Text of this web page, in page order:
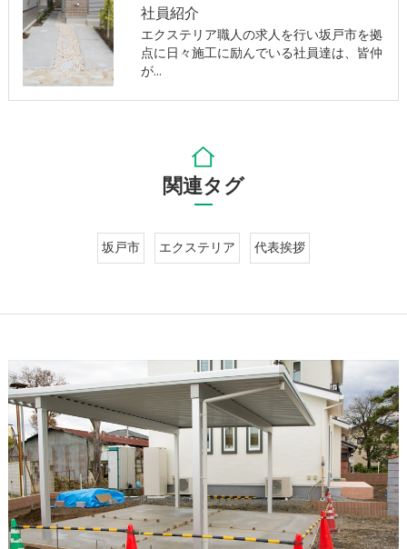
社員紹介
エクステリア職人の求人を行い坂戸市を拠
点に日々施工に励んでいる社員達は、皆仲
が…
関連タグ
坂戸市 エクステリア 代表挨拶